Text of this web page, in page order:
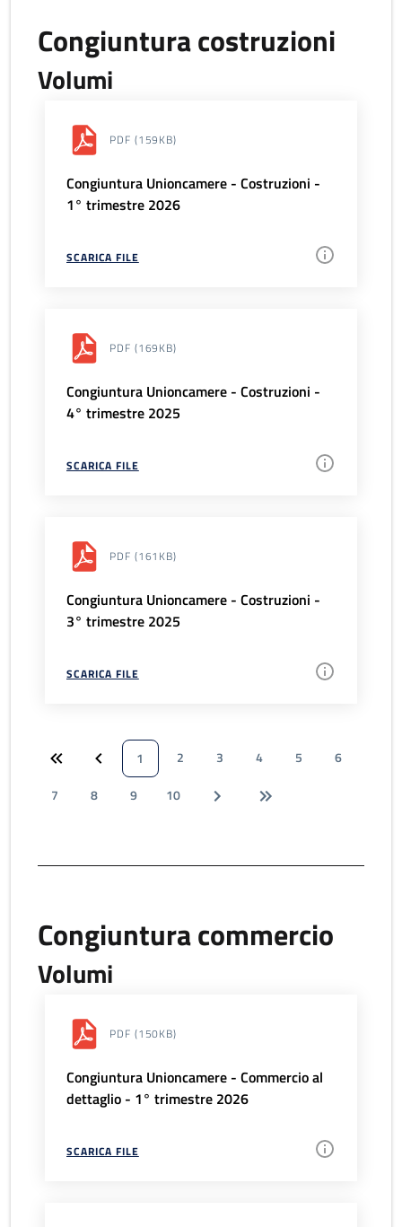
Congiuntura costruzioni
Volumi
PDF (159KB)
Congiuntura Unioncamere - Costruzioni -
1° trimestre 2026
SCARICA FILE
PDF (169KB)
Congiuntura Unioncamere - Costruzioni -
4° trimestre 2025
SCARICA FILE
PDF (161KB)
Congiuntura Unioncamere - Costruzioni -
3° trimestre 2025
SCARICA FILE
1 2 3 4 5
6
7
8 9 10
Congiuntura commercio
Volumi
PDF (150KB)
Congiuntura Unioncamere - Commercio al
dettaglio - 1° trimestre 2026
SCARICA FILE